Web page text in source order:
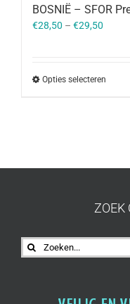
BOSNIË – SFOR
€28,50 – €29,50
Opties selecteren
ZOEK
Zoeken
naar: